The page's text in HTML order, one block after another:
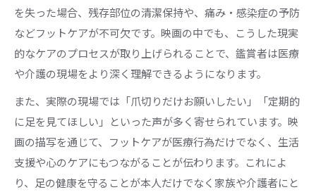
を失った場合、残存部位の清潔保持や、痛み・感染症の予防
などフットケアが不可欠です。映画の中でも、こうした現実
的なケアのプロセスが取り上げられることで、鑑賞者は医療
や介護の現場をより深く理解できるようになります。
また、実際の現場では「爪切りだけお願いしたい」「定期的
に足を見てほしい」といった声が多く寄せられています。映
画の描写を通じて、フットケアが医療行為だけでなく、生活
支援や心のケアにもつながることが伝わります。これによ
り、足の健康を守ることが本人だけでなく家族や介護者にと